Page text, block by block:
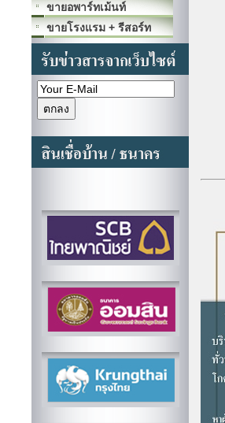
ขายอพาร์ทเม้นท์
ขายโรงแรม + รีสอร์ท